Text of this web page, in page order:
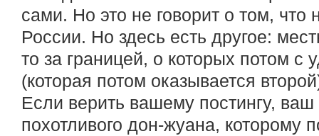
сами. Но это не говорит о том,
России. Но здесь есть другое:
то за границей, о которых потом с
(которая потом оказывается
Если верить вашему постингу,
похотливого дон-жуана, которому